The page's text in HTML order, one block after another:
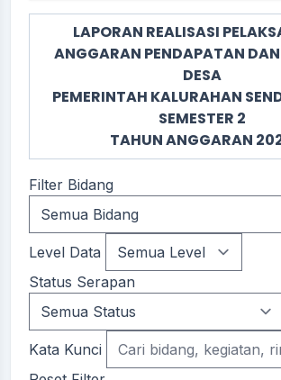
LAPORAN REALISASI
ANGGARAN PENDAPATAN
DESA
PEMERINTAH KALURAHAN
SEMESTER 2
TAHUN ANGGARAN
Filter Bidang
Level Data
Status Serapan
Kata Kunci